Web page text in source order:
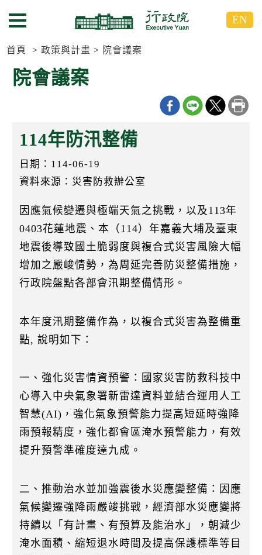
到
要
到
要
選單按鈕 EN
首頁 政策與計畫 院會議案
院會議案
114年防汛整備
日期：114-06-19
資料來源：災害防救辦公室
因應氣候變遷與極端天氣之挑戰，以及113年
0403花蓮地震、本（114）年嘉義大埔及臺東
地震後導致國土脆弱度與複合式災害風險大幅
增加之嚴峻情勢，為周延完善防災整備措施，
行政院盤點各部會汛期整備情形。
本年度汛期整備作為，以複合式災害為整備重
點, 說明如下：
一、強化災害情資預警：國家災害防救科技中
心導入中央氣象署新雷達資料並結合運用人工
智慧(AI)，強化氣象預警能力提高短延時強降
雨預報精度，強化都會區淹水預警能力，有效
提升預警準確度達九成。
二、推動治水並加強震後水災應變整備：因應
氣候變遷強降雨嚴竣挑戰，經濟部水災應變將
持續以「有計畫、有預算及能治水」，朝減少
淹水面積、縮短退水時間及提高保護標準等目